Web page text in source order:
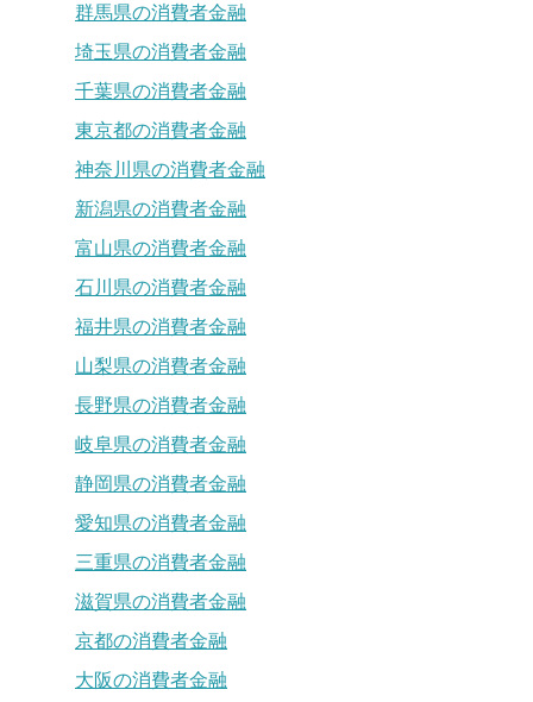
群馬県の消費者金融
埼玉県の消費者金融
千葉県の消費者金融
東京都の消費者金融
神奈川県の消費者金融
新潟県の消費者金融
富山県の消費者金融
石川県の消費者金融
福井県の消費者金融
山梨県の消費者金融
長野県の消費者金融
岐阜県の消費者金融
静岡県の消費者金融
愛知県の消費者金融
三重県の消費者金融
滋賀県の消費者金融
京都の消費者金融
大阪の消費者金融